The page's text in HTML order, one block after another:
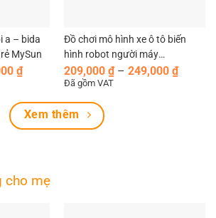
a – bida
MySun
₫Khoảng
giá:
169,000 ₫
đến
199,000 ₫
Đồ chơi mô hình xe ô tô biến
hình robot người máy
Transformer Optimus Prime,
Bumblebee
209,000 ₫ – 249,000 ₫Khoảng
giá:
Đã gồm VAT
Xem thêm
cho mẹ